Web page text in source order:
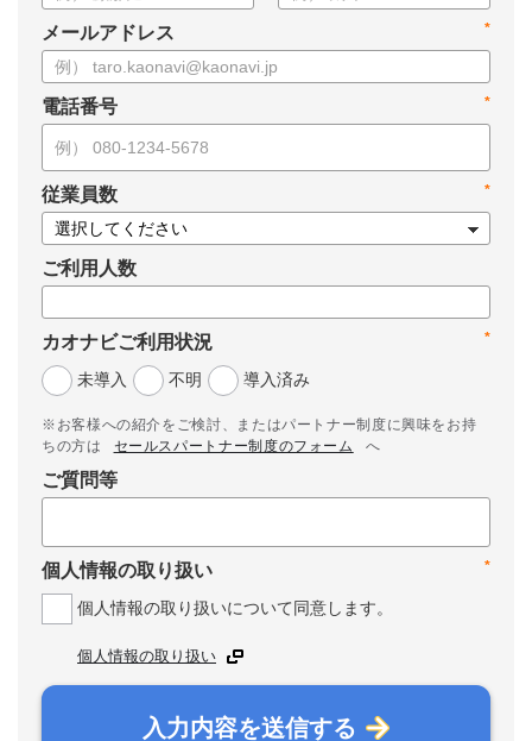
*
メールアドレス
*
電話番号
*
従業員数
ご利用人数
*
カオナビご利用状況
未導入
不明 導入済み
※お客様への紹介をご検討、またはパートナー制度に興味をお持
ちの方は
セールスパートナー制度のフォーム へ
ご質問等
*
個人情報の取り扱い
個人情報の取り扱いについて同意します。
個人情報の取り扱い
入力内容を送信する